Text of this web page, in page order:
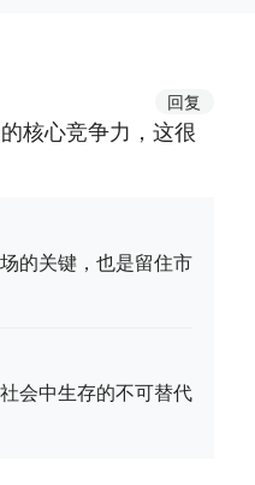
回复
核心竞争力，这很
的关键，也是留住市
会中生存的不可替代